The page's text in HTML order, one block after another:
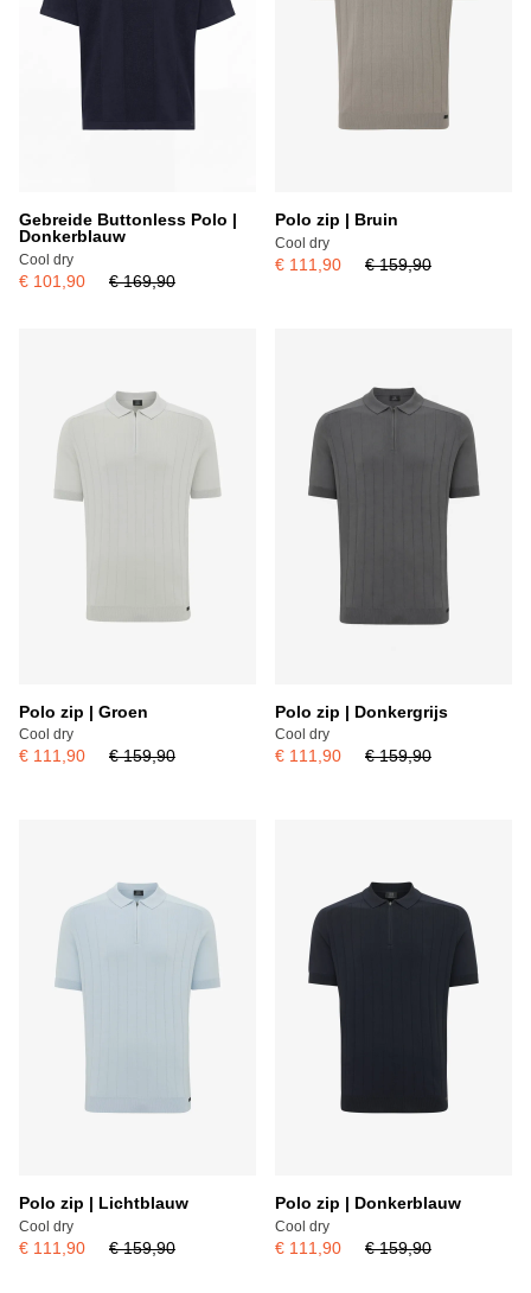
Gebreide Buttonless Polo |
Donkerblauw
Cool dry
€ 101,90 € 169,90
Polo zip | Bruin
Cool dry
€ 111,90 € 159,90
Polo zip | Groen
Cool dry
€ 111,90 € 159,90
Polo zip | Donkergrijs
Cool dry
€ 111,90 € 159,90
Polo zip | Lichtblauw
Cool dry
€ 111,90 € 159,90
Polo zip | Donkerblauw
Cool dry
€ 111,90 € 159,90